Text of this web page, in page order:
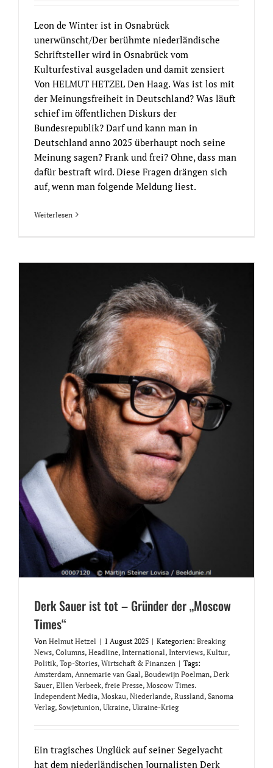
Leon de Winter ist in Osnabrück
unerwünscht/Der berühmte niederländische
Schriftsteller wird in Osnabrück vom
Kulturfestival ausgeladen und damit zensiert
Von HELMUT HETZEL Den Haag. Was ist los mit
der Meinungsfreiheit in Deutschland? Was läuft
schief im öffentlichen Diskurs der
Bundesrepublik? Darf und kann man in
Deutschland anno 2025 überhaupt noch seine
Meinung sagen? Frank und frei? Ohne, dass man
dafür bestraft wird. Diese Fragen drängen sich
auf, wenn man folgende Meldung liest.
Weiterlesen
Derk Sauer ist tot – Gründer der „Moscow
Times“
Von Helmut Hetzel | 1 August 2025 | Kategorien: Breaking
News, Columns, Headline, International, Interviews, Kultur,
Politik, Top-Stories, Wirtschaft & Finanzen | Tags:
Amsterdam, Annemarie van Gaal, Boudewijn Poelman, Derk
Sauer, Ellen Verbeek, freie Presse, Moscow Times.
Independent Media, Moskau, Niederlande, Russland, Sanoma
Verlag, Sowjetunion, Ukraine, Ukraine-Krieg
Ein tragisches Unglück auf seiner Segelyacht
hat dem niederländischen Journalisten Derk